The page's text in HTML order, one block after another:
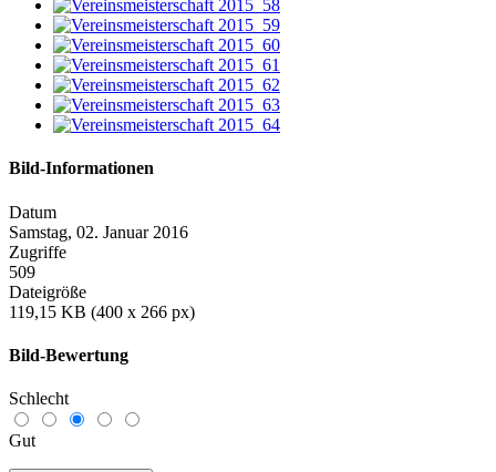
Bild-Informationen
Datum
Samstag, 02. Januar 2016
Zugriffe
509
Dateigröße
119,15 KB (400 x 266 px)
Bild-Bewertung
Schlecht
Gut